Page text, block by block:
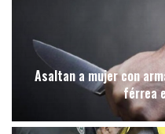
Asaltan a mujer con
férrea